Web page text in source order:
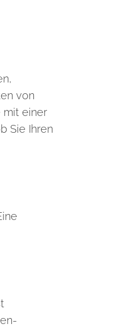
von
mit einer
Sie Ihren